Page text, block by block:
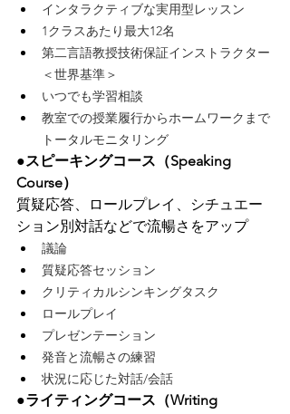
インタラクティブな実用型レッスン
1クラスあたり最大12名
第二言語教授技術保証インストラクター
＜世界基準＞
いつでも学習相談
教室での授業履行からホームワークまで
トータルモニタリング
●スピーキングコース（Speaking
Course）
質疑応答、ロールプレイ、シチュエー
ション別対話などで流暢さをアップ
議論
質疑応答セッション
クリティカルシンキングタスク
ロールプレイ
プレゼンテーション
発音と流暢さの練習
状況に応じた対話/会話
●ライティングコース（Writing